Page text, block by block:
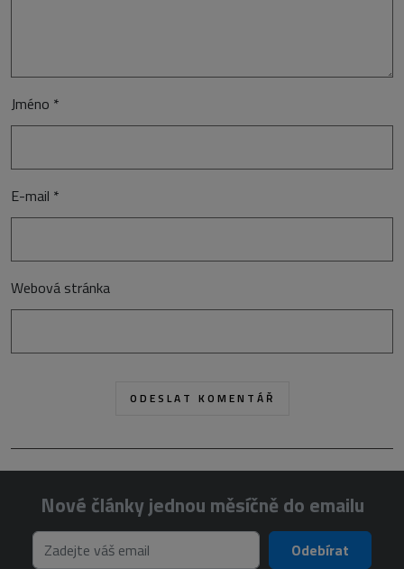
Jméno *
E-mail *
Webová stránka
Nové články jednou měsíčně do emailu
Odebírat